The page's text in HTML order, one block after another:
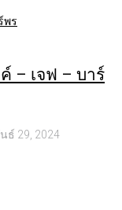
พร
– เจฟ – บาร์
ธ์ 29, 2024